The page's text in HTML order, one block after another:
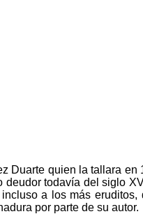
Duarte quien la tallara
todavía del siglo
a los más
por parte de su autor.